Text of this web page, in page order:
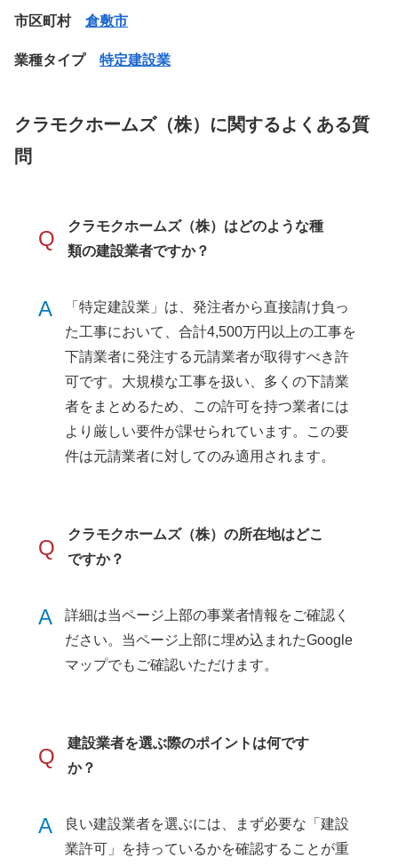
市区町村 倉敷市
業種タイプ 特定建設業
クラモクホームズ（株）に関するよくある質
問
Q
クラモクホームズ（株）はどのような種
類の建設業者ですか？
A
「特定建設業」は、発注者から直接請け負っ
た工事において、合計4,500万円以上の工事を
下請業者に発注する元請業者が取得すべき許
可です。大規模な工事を扱い、多くの下請業
者をまとめるため、この許可を持つ業者には
より厳しい要件が課せられています。この要
件は元請業者に対してのみ適用されます。
Q
クラモクホームズ（株）の所在地はどこ
ですか？
A
詳細は当ページ上部の事業者情報をご確認く
ださい。当ページ上部に埋め込まれたGoogle
マップでもご確認いただけます。
Q
建設業者を選ぶ際のポイントは何です
か？
A
良い建設業者を選ぶには、まず必要な「建設
業許可」を持っているかを確認することが重